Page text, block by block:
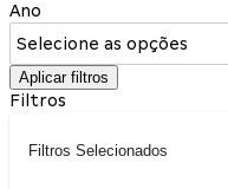
Ano
Selecione as opções
Aplicar filtros
Filtros
Filtros Selecionados